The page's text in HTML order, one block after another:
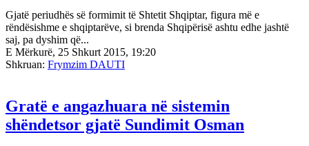
Gjatë periudhës së formimit të Shtetit Shqiptar, figura më e
rëndësishme e shqiptarëve, si brenda Shqipërisë ashtu edhe jashtë
saj, pa dyshim që...
E Mërkurë, 25 Shkurt 2015, 19:20
Shkruan: Frymzim DAUTI
Gratë e angazhuara në sistemin
shëndetsor gjatë Sundimit Osman